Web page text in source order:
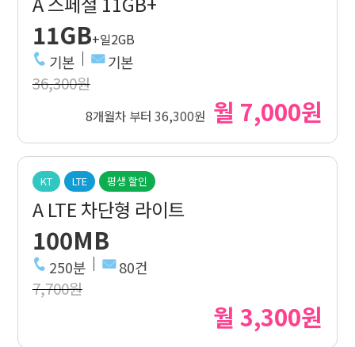
11GB+일2GB
기본 기본
36,300원
8개월차 부터 36,300원 월 7,000원
KT LTE 평생 할인
A LTE 차단형 라이트
100MB
250분 80건
7,700원
월 3,300원